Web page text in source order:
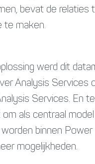
bevat de relaties
te maken.
werd dit
Analysis Services
Services. En
als centraal
binnen
mogelijkheden.